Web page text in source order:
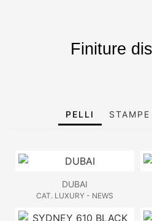
Finiture
PELLI STAMPE
DUBAI
CAT. LUXURY - NEWS